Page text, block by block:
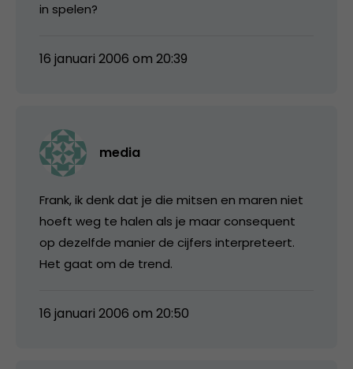
in spelen?
16 januari 2006 om 20:39
media
Frank, ik denk dat je die mitsen en maren niet
hoeft weg te halen als je maar consequent
op dezelfde manier de cijfers interpreteert.
Het gaat om de trend.
16 januari 2006 om 20:50